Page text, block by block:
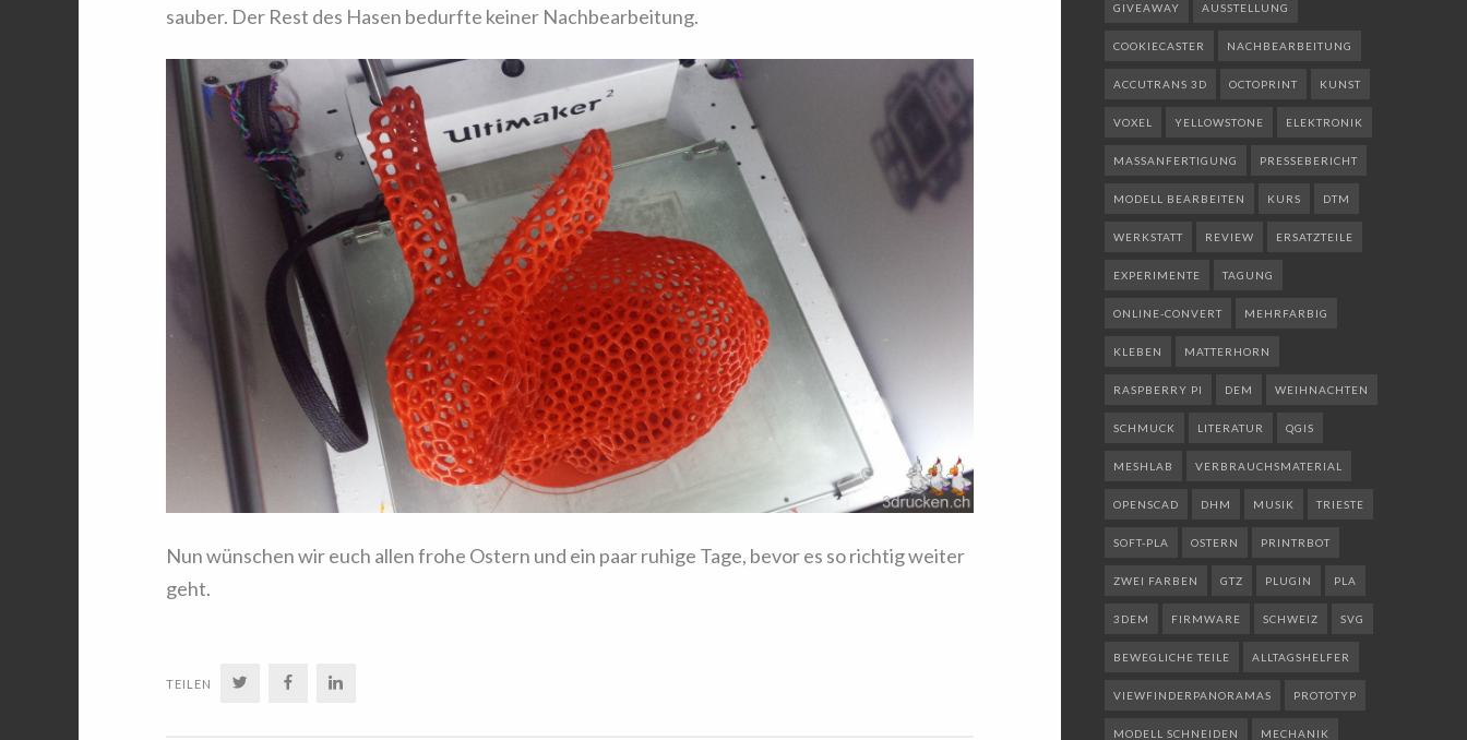
sauber. Der Rest des Hasen bedurfte keiner Nachbearbeitung.
Nun wünschen wir euch allen frohe Ostern und ein paar ruhige Tage, bevor es so richtig weiter
geht.
TEILEN TWITTERFACEBOOK
GIVEAWAY AUSSTELLUNG
COOKIECASTER NACHBEARBEITUNG
ACCUTRANS 3D OCTOPRINT KUNST
VOXEL YELLOWSTONE ELEKTRONIK
MASSANFERTIGUNG PRESSEBERICHT
MODELL BEARBEITEN KURS DTM
WERKSTATT REVIEW ERSATZTEILE
EXPERIMENTE TAGUNG
ONLINE-CONVERT MEHRFARBIG
KLEBEN MATTERHORN
RASPBERRY PI DEM WEIHNACHTEN
SCHMUCK LITERATUR QGIS
MESHLAB VERBRAUCHSMATERIAL
OPENSCAD DHM MUSIK TRIESTE
SOFT-PLA OSTERN PRINTRBOT
ZWEI FARBEN GTZ PLUGIN PLA
3DEM FIRMWARE SCHWEIZ SVG
BEWEGLICHE TEILE ALLTAGSHELFER
VIEWFINDERPANORAMAS PROTOTYP
MODELL SCHNEIDEN MECHANIK